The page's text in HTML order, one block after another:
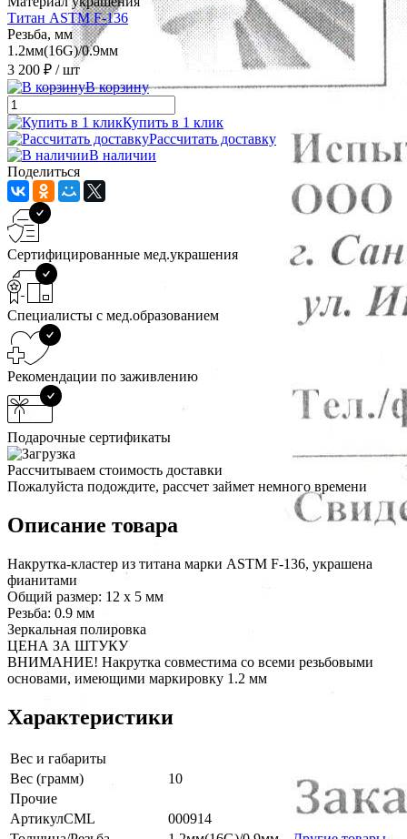
Титан ASTM F-136
Резьба, мм
1.2мм(16G)/0.9мм
3 200 ₽ / шт
В корзину
Купить в 1 клик
Рассчитать доставку
В наличии
Поделиться
Сертифицированные мед.украшения
Специалисты с мед.образованием
Рекомендации по заживлению
Подарочные сертификаты
Рассчитываем стоимость доставки
Пожалуйста подождите, рассчет займет немного времени
Описание товара
Накрутка-кластер из титана марки ASTM F-136, украшена
фианитами
Общий размер: 12 х 5 мм
Резьба: 0.9 мм
Зеркальная полировка
ЦЕНА ЗА ШТУКУ
ВНИМАНИЕ! Накрутка совместима со всеми резьбовыми
основами, имеющими маркировку 1.2 мм
Характеристики
Вес и габариты
Вес (грамм)
10
Прочие
АртикулCML
000914